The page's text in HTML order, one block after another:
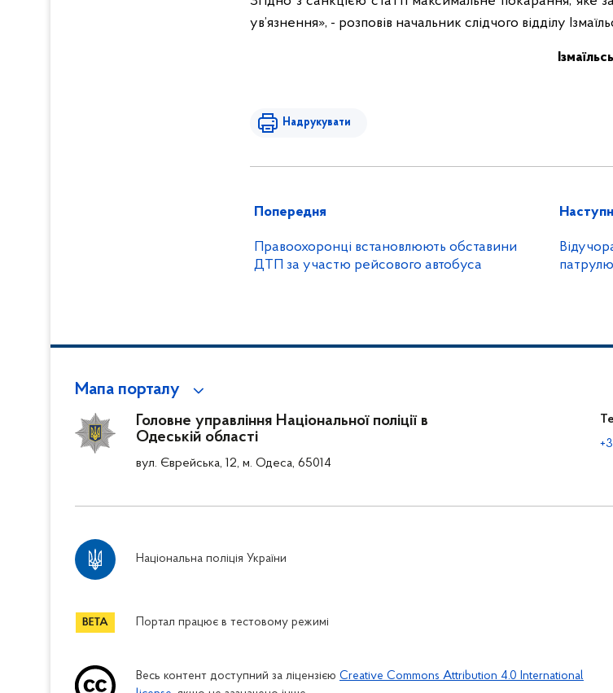
ув’язнення», - розповів начальник слідчого відділу
Надрукувати
Попередня
Правоохоронці встановлюють обставини
ДТП за участю рейсового автобуса
Мапа порталу
Головне управління Національної поліції в
Одеській області
вул. Єврейська, 12, м. Одеса, 65014
Національна поліція України
Портал працює в тестовому режимі
Весь контент доступний за ліцензією Creative Commons Attribution 4.0 International